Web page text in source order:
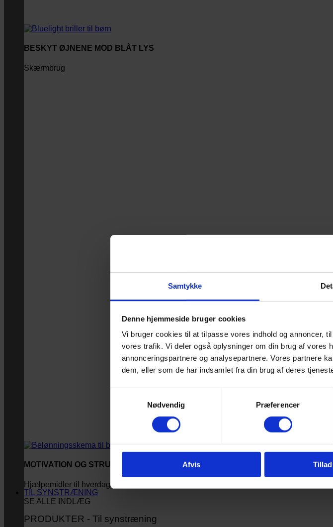
Samtykke
Denne hjemmeside bruger cookies
Vi bruger cookies til at tilpasse vores indhold og annoncer,
vores trafik. Vi deler også oplysninger om din brug af vores
annonceringspartnere og analysepartnere. Vores partnere
dem, eller som de har indsamlet fra din brug af deres
Nødvendig
Præferencer
Afvis
BESKYT ØJNENE MOD BLÅT LYS
Skærmbrug
MOTIVATION OG STRUKTUR
Hjælpemidler til hverdagen
SE ALLE INDLÆG
TIL SYNSTRÆNING
PRODUKTER - Til synstræning